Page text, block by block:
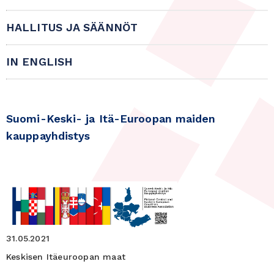
HALLITUS JA SÄÄNNÖT
IN ENGLISH
Suomi-Keski- ja Itä-Euroopan maiden
kauppayhdistys
31.05.2021
Keskisen Itäeuroopan maat